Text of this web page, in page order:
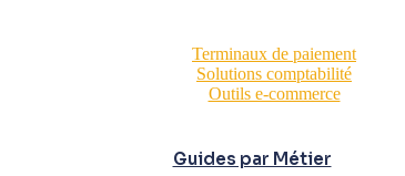
Terminaux de paiement
Solutions comptabilité
Outils e-commerce
Guides par Métier